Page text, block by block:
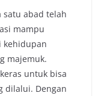
satu abad telah
mampu
kehidupan
majemuk.
untuk bisa
dilalui. Dengan